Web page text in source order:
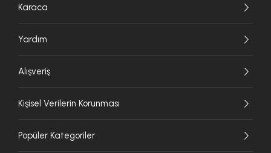
Karaca
Yardım
Alışveriş
Kişisel Verilerin Korunması
Popüler Kategoriler